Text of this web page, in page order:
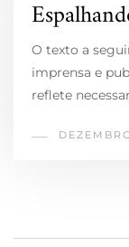
O texto a
imprensa e
reflete